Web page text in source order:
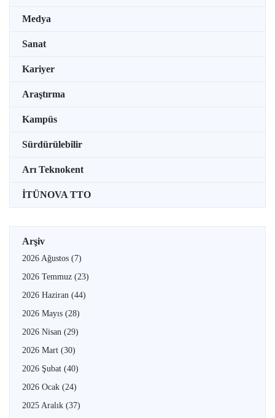
Medya
Sanat
Kariyer
Araştırma
Kampüs
Sürdürülebilir
Arı Teknokent
İTÜNOVA TTO
Arşiv
2026 Ağustos (7)
2026 Temmuz (23)
2026 Haziran (44)
2026 Mayıs (28)
2026 Nisan (29)
2026 Mart (30)
2026 Şubat (40)
2026 Ocak (24)
2025 Aralık (37)